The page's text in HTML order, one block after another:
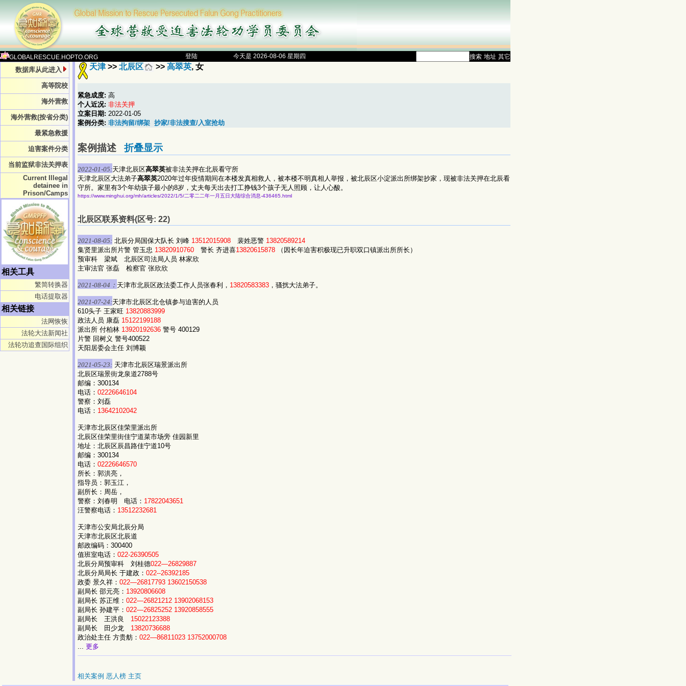
GLOBALRESCUE.HOPTO.ORG 登陆 今天是 2026-08-06 星期四 搜索 地址 其它
数据库从此进入
高等院校
海外营救
海外营救(按省分类)
最紧急救援
迫害案件分类
当前监狱非法关押表
Current Illegal
detainee in
Prison/Camps
相关工具
繁简转换器
电话提取器
相关链接
法网恢恢
法轮大法新闻社
法轮功追查国际组织
天津>> 北辰区 >> 高翠英, 女
紧急成度: 高
个人近况: 非法关押
立案日期: 2022-01-05
案例分类: 非法拘留/绑架 抄家/非法搜查/入室抢劫
案例描述 折叠显示
2022-01-05:天津北辰区高翠英被非法关押在北辰看守所
天津北辰区大法弟子高翠英2020年过年疫情期间在本楼发真相救人，被本楼不明真相人举报，被北辰区小淀派出所绑架抄家，现被非法关押在北辰看
守所。家里有3个年幼孩子最小的8岁，丈夫每天出去打工挣钱3个孩子无人照顾，让人心酸。
https://www.minghui.org/mh/articles/2022/1/5/二零二二年一月五日大陆综合消息-436465.html
北辰区联系资料(区号: 22)
2021-08-05: 北辰分局国保大队长 刘峰 13512015908 裴姓恶警 13820589214
集贤里派出所片警 管玉忠 13820910760 警长 齐进喜13820615878 （因长年迫害积极现已升职双口镇派出所所长）
预审科 梁斌 北辰区司法局人员 林家欣
主审法官 张磊 检察官 张欣欣
2021-08-04： 天津市北辰区政法委工作人员张春利， 13820583383 ，骚扰大法弟子。
2021-07-24:天津市北辰区北仓镇参与迫害的人员
610头子 王家旺 13820883999
政法人员 康磊 15122199188
派出所 付柏林 13920192636 警号 400129
片警 回树义 警号400522
天阳居委会主任 刘博颖
2021-05-23: 天津市北辰区瑞景派出所
北辰区瑞景街龙泉道2788号
邮编：300134
电话： 02226646104
警察：刘磊
电话： 13642102042
天津市北辰区佳荣里派出所
北辰区佳荣里街佳宁道菜市场旁 佳园新里
地址：北辰区辰昌路佳宁道10号
邮编：300134
电话： 02226646570
所长：郭洪亮，
指导员：郭玉江，
副所长：周岳，
警察：刘春明 电话： 17822043651
汪警察电话： 13512232681
天津市公安局北辰分局
天津市北辰区北辰道
邮政编码：300400
值班室电话： 022-26390505
北辰分局预审科 刘桂德022—26829887
北辰分局局长 于建政： 022--26392185
政委 景久祥： 022—26817793 13602150538
副局长 邵元亮： 13920806608
副局长 苏正维： 022—26821212 13902068153
副局长 孙建平： 022—26825252 13920858555
副局长 王洪良 15022123388
副局长 田少龙 13820736688
政治处主任 方贵舫： 022—86811023 13752000708
... 更多
相关案例 恶人榜 主页